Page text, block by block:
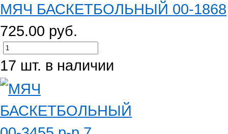
МЯЧ БАСКЕТБОЛЬНЫЙ 00-1868
725.00 руб.
17 шт. в наличии